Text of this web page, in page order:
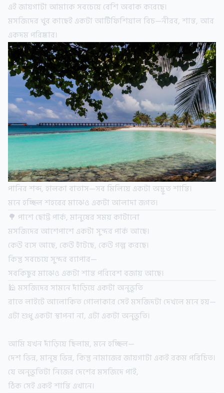
এই জায়গাটা আমাকে সবচেয়ে বেশি অবাক করেছে।
মসজিদের খুব কাছেই একটা আর্টিফিশিয়াল বিচ—নীরব, শান্ত, আর
একদম পরিষ্কার।
পানির শব্দ, হালকা বাতাস—সব মিলিয়ে একটা অদ্ভুত শান্তি।
মনে হচ্ছিল শহরের মাঝেও একটা আলাদা জগত।
🌳 পাশে ছোট্ট পার্ক, মানুষের সময় কাটানো
মসজিদের আশেপাশে একটা সুন্দর পার্ক আছে।
কেউ বসে আছে, কেউ হাঁটছে, কেউ গল্প করছে।
কিন্তু সবচেয়ে সুন্দর ব্যাপার—
সবকিছুর মাঝেও একটা শান্ত পরিবেশ বজায় আছে।
🕌 মসজিদের সামনে দাঁড়িয়ে একটা অনুভূতি
রাতে লাইটে আলোকিত গোলাকার সেই মসজিদটা দেখলে মনে হয়—
এটা শুধু একটা স্থাপনা না, এটা একটা অনুভূতি।
আমি যখন দাঁড়িয়ে ছিলাম, মনে হচ্ছিল—
দেশ ভিন্ন, মানুষ ভিন্ন, কিন্তু নামাজের জায়গাটা একই রকম পরিচিত।
যে অনুভূতিটা নিজের দেশের মসজিদে পাই,
ঠিক সেই একই শান্তি এখানে।